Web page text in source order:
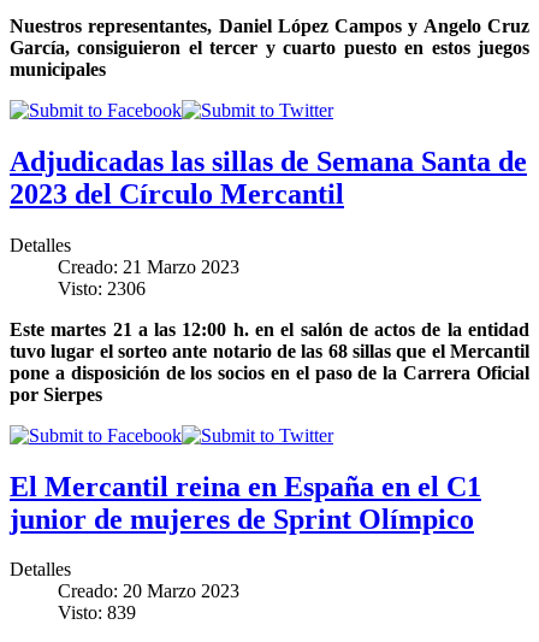
Nuestros representantes, Daniel López Campos y Angelo Cruz
García, consiguieron el tercer y cuarto puesto en estos juegos
municipales
Adjudicadas las sillas de Semana Santa de
2023 del Círculo Mercantil
Detalles
Creado: 21 Marzo 2023
Visto: 2306
Este martes 21 a las 12:00 h. en el salón de actos de la entidad
tuvo lugar el sorteo ante notario de las 68 sillas que el Mercantil
pone a disposición de los socios en el paso de la Carrera Oficial
por Sierpes
El Mercantil reina en España en el C1
junior de mujeres de Sprint Olímpico
Detalles
Creado: 20 Marzo 2023
Visto: 839